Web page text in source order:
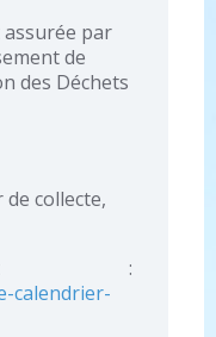
assurée par
de
des Déchets
collecte,
:
calendrier-